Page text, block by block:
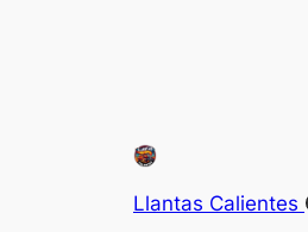
Llantas Calientes